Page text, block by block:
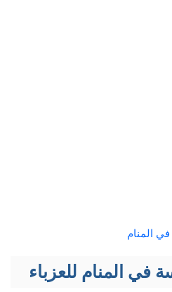
المنام
في المنام للعزباء